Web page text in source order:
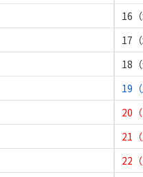
16（
17（
18（
19（
20（
21（
22（